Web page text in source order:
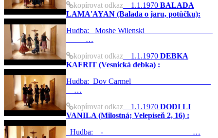
kopírovat odkaz 1.1.1970 BALADA
LAMA'AYAN (Balada o jaru, potůčku):
Hudba: Moshe Wilenski
…
kopírovat odkaz 1.1.1970 DEBKA
KAFRIT (Vesnická debka) :
Hudba: Dov Carmel
…
kopírovat odkaz 1.1.1970 DODI LI
VANILA (Milostná; Velepíseň 2, 16) :
Hudba: - …